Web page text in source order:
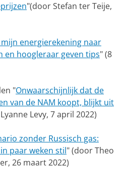
"(door Stefan ter Teije,
energierekening naar
en hoogleraar geven tips" (8
"Onwaarschijnlijk dat de
van de NAM koopt, blijkt uit
Levy, 7 april 2022)
zonder Russisch gas:
paar weken stil" (door Theo
26 maart 2022)